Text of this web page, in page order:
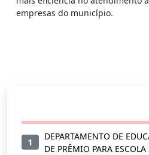
empresas do município.
1
DEPARTAMENTO DE
DE PRÊMIO PARA ESCOLA